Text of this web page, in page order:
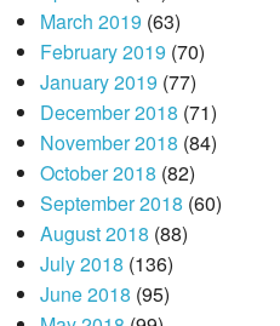
March 2019 (63)
February 2019 (70)
January 2019 (77)
December 2018 (71)
November 2018 (84)
October 2018 (82)
September 2018 (60)
August 2018 (88)
July 2018 (136)
June 2018 (95)